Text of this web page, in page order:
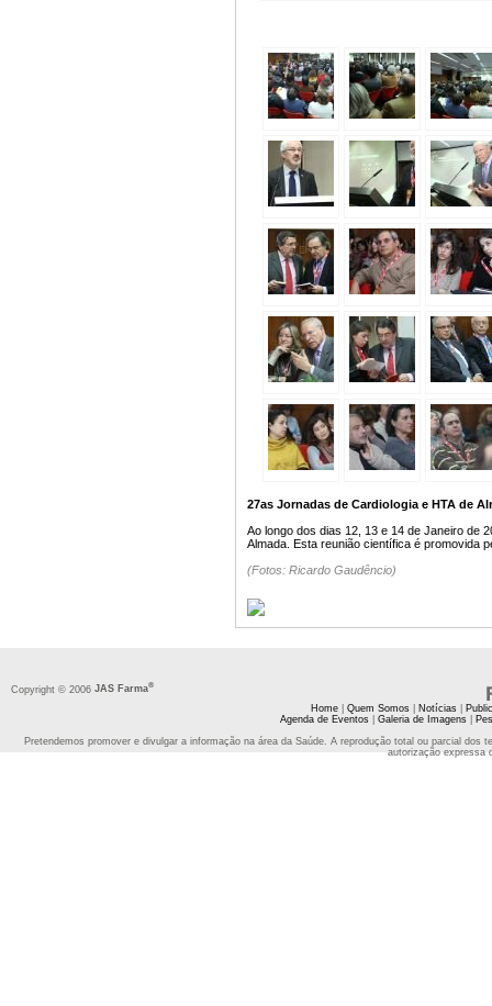
27as Jornadas de Cardiologia e HTA de
Ao longo dos dias 12, 13 e 14 de Janeiro de
Almada. Esta reunião científica é promovida
(Fotos: Ricardo Gaudêncio)
Copyright © 2006 JAS Farma®
Home| Quem Somos| Notícias|
Agenda de Eventos| Galeria de Imagens|
Pretendemos promover e divulgar a informação na área da Saúde. A reprodução total ou parcial
autorização expressa